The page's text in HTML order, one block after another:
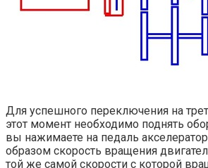
Для успешного переключения на
этот момент необходимо поднять
вы нажимаете на педаль
образом скорость вращения
той же самой скорости с которой